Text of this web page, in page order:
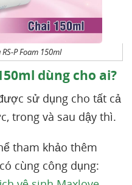
P Foam 150ml
dùng cho ai?
sử dụng cho tất cả
trong và sau dậy thì.
tham khảo thêm
cùng công dụng: